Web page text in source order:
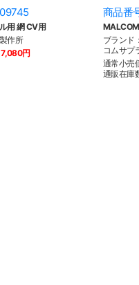
用 網 CV用
作所
7,080円
商品
ブランド
コムサプ
通常小売
通販在庫